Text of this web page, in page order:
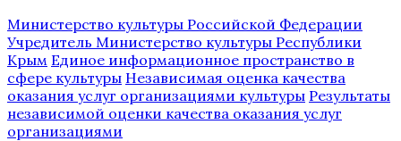
Министерство культуры Российской Федерации
Учредитель Министерство культуры Республики
Крым Единое информационное пространство в
сфере культуры Независимая оценка качества
оказания услуг организациями культуры Результаты
независимой оценки качества оказания услуг
организациями